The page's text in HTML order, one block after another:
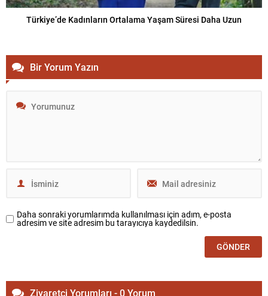
Türkiye’de Kadınların Ortalama Yaşam Süresi Daha Uzun
Bir Yorum Yazın
Daha sonraki yorumlarımda kullanılması için adım, e-posta
adresim ve site adresim bu tarayıcıya kaydedilsin.
Ziyaretçi Yorumları - 0 Yorum